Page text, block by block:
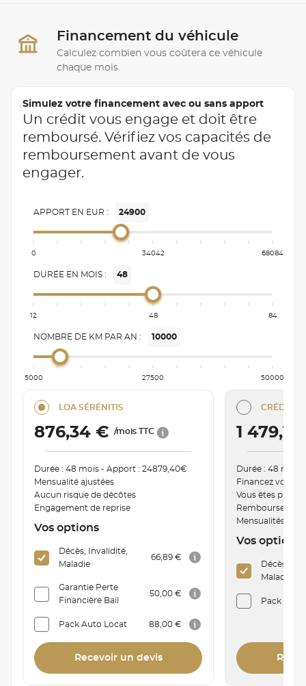
Financement du véhicule
Calculez combien vous coûtera ce véhicule
chaque mois.
Simulez votre financement avec ou sans apport
Un crédit vous engage et doit être
remboursé. Vérifiez vos capacités de
remboursement avant de vous
engager.
APPORT EN EUR : 24900
0 34042 68084
DURÉE EN MOIS : 48
12 48 84
NOMBRE DE KM PAR AN : 10000
5000 27500 50000
LOA SÉRÉNITIS
876,34 €/mois TTC
Durée : 48 mois - Apport : 24879,40€
Mensualité ajustées
Aucun risque de décôtes
Engagement de reprise
Vos options
Décès, Invalidité,
Maladie
66,89 €
Garantie Perte
Financière Bail
50,00 €
Pack Auto Locat 88,00 €
Recevoir un devis
CRÉDIT
1
Durée : 48 mois
Financez votre
Vous êtes
Mensualités
Vos options
Décès,
Maladie
Pack Auto